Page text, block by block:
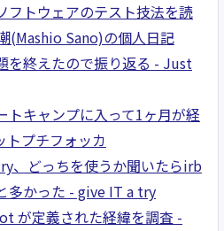
フトウェアのテスト技法を読
(Mashio Sano)の個人日記
を終えたので振り返る - Just
トキャンプに入って1ヶ月が経
トプチフォッカ
、どっちを使うか聞いたらirb
多かった - give IT a try
が定義された経緯を調査 -